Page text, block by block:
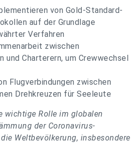
von Gold-Standard-
auf der Grundlage
Verfahren
zwischen
und Charterern, um Crewwechsel
Flugverbindungen zwischen
Drehkreuzen für Seeleute
wichtige Rolle im globalen
der Coronavirus-
Weltbevölkerung, insbesondere